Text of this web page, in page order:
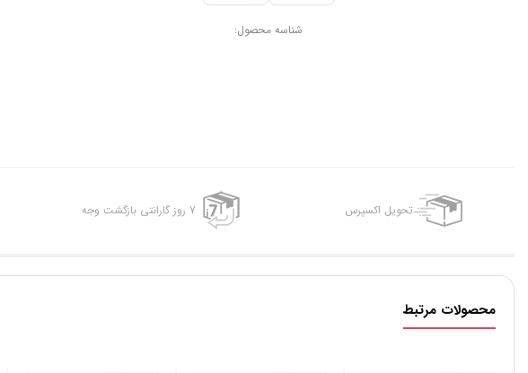
شناسه محصول:
تحویل اکسپرس 7 روز گارانتی بازگشت وجه
محصولات مرتبط